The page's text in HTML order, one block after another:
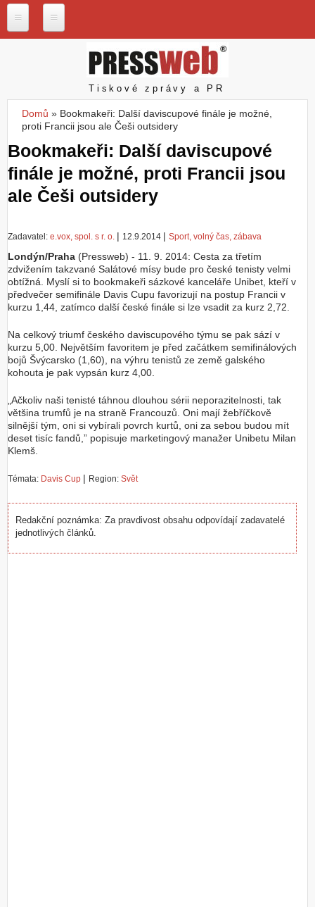
P
e
b
.
c
z
N
e
l
u
ž
b
y
Z
a
l
o
i
t
ú
č
e
Pressweb
Tiskové zprávy a PR
Jste zde
Domů » Bookmakeři: Další daviscupové finále je možné,
proti Francii jsou ale Češi outsidery
Bookmakeři: Další daviscupové
finále je možné, proti Francii jsou
ale Češi outsidery
Zadavatel: e.vox, spol. s r. o. | 12.9.2014 | Sport, volný čas, zábava
Londýn/Praha (Pressweb) - 11. 9. 2014: Cesta za třetím
zdvižením takzvané Salátové mísy bude pro české tenisty velmi
obtížná. Myslí si to bookmakeři sázkové kanceláře Unibet, kteří v
předvečer semifinále Davis Cupu favorizují na postup Francii v
kurzu 1,44, zatímco další české finále si lze vsadit za kurz 2,72.
Na celkový triumf českého daviscupového týmu se pak sází v
kurzu 5,00. Největším favoritem je před začátkem semifinálových
bojů Švýcarsko (1,60), na výhru tenistů ze země galského
kohouta je pak vypsán kurz 4,00.
„Ačkoliv naši tenisté táhnou dlouhou sérii neporazitelnosti, tak
většina trumfů je na straně Francouzů. Oni mají žebříčkově
silnější tým, oni si vybírali povrch kurtů, oni za sebou budou mít
deset tisíc fandů,” popisuje marketingový manažer Unibetu Milan
Klemš.
Témata: Davis Cup | Region: Svět
Redakční poznámka: Za pravdivost obsahu odpovídají zadavatelé
jednotlivých článků.